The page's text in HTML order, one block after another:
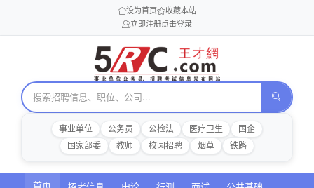
设为首页
收藏本站
立即注册点击登录
事业单位 公务员 公检法 医疗卫生
国企
国家部委
教师 校园招聘 烟草 铁路
首页